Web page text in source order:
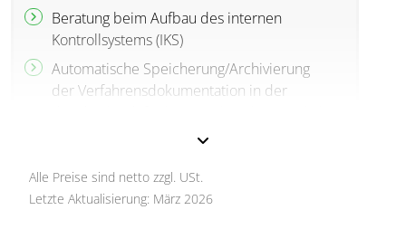
Beratung beim Aufbau des internen
Kontrollsystems (IKS)
Automatische Speicherung/Archivierung
der Verfahrensdokumentation in der
Kleine Verfahrensdokumentation: 1800 €
Standard Verfahrensdokumentation: 4890 €
Große Verfahrensdokumentation:
Alle Preise sind netto zzgl. USt.
Letzte Aktualisierung: März 2026